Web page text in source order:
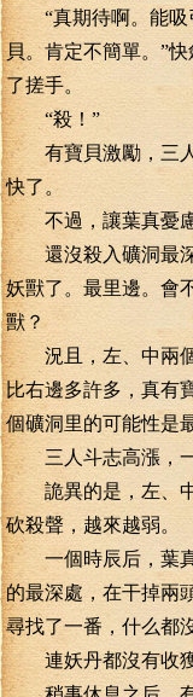
“真期待啊。能吸
貝。肯定不簡單。”
了搓手。
“殺！”
有寶貝激勵，三人
快了。
不過，讓葉真憂慮
還沒殺入礦洞最深
妖獸了。最里邊。會
獸？
況且，左、中兩個
比右邊多許多，真有
個礦洞里的可能性是
三人斗志高漲，一
詭異的是，左、中
砍殺聲，越來越弱。
一個時辰后，葉真
的最深處，在干掉兩
尋找了一番，什么都
連妖丹都沒有收獲